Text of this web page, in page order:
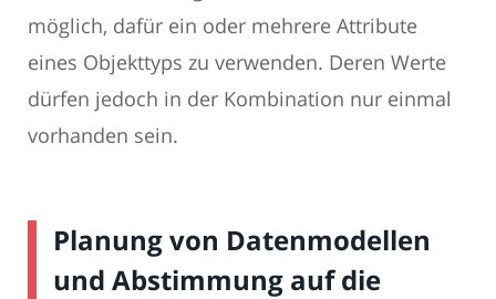
möglich, dafür ein oder mehrere Attribute
eines Objekttyps zu verwenden. Deren Werte
dürfen jedoch in der Kombination nur einmal
vorhanden sein.
Planung von Datenmodellen
und Abstimmung auf die